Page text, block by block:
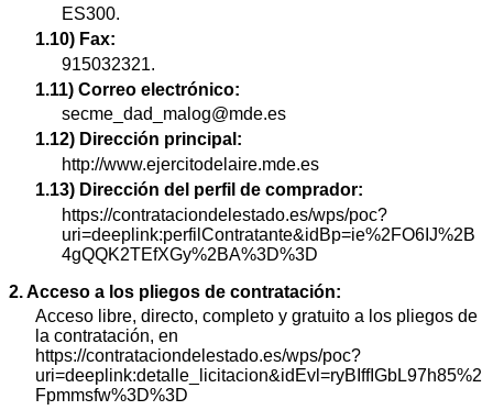
ES300.
1.10) Fax:
915032321.
1.11) Correo electrónico:
secme_dad_malog@mde.es
1.12) Dirección principal:
http://www.ejercitodelaire.mde.es
1.13) Dirección del perfil de comprador:
https://contrataciondelestado.es/wps/poc?
uri=deeplink:perfilContratante&idBp=ie%2FO6IJ%2B
4gQQK2TEfXGy%2BA%3D%3D
2. Acceso a los pliegos de contratación:
Acceso libre, directo, completo y gratuito a los pliegos de
la contratación, en
https://contrataciondelestado.es/wps/poc?
uri=deeplink:detalle_licitacion&idEvl=ryBIffIGbL97h85%2
Fpmmsfw%3D%3D